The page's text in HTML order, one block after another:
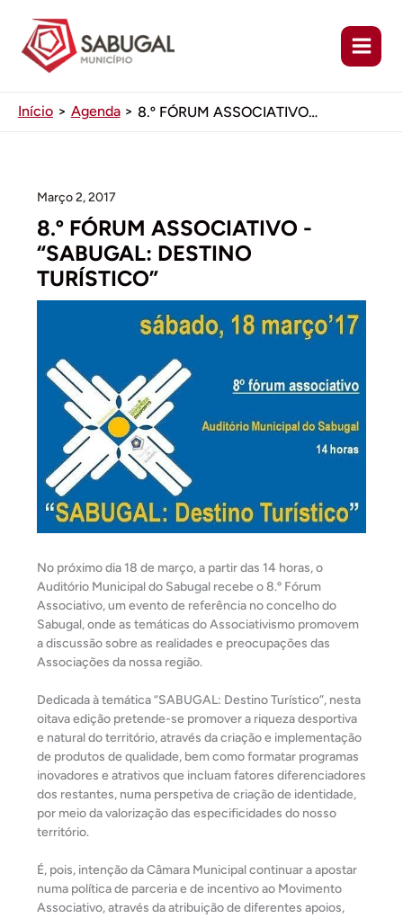
conteúdo
Início Agenda 8.º FÓRUM ASSOCIATIVO – “SABUGAL: DESTINO TURÍSTICO”
Março 2, 2017
8.º FÓRUM ASSOCIATIVO -
“SABUGAL: DESTINO
TURÍSTICO”
No próximo dia 18 de março, a partir das 14 horas, o
Auditório Municipal do Sabugal recebe o 8.º Fórum
Associativo, um evento de referência no concelho do
Sabugal, onde as temáticas do Associativismo promovem
a discussão sobre as realidades e preocupações das
Associações da nossa região.
Dedicada à temática “SABUGAL: Destino Turístico”, nesta
oitava edição pretende-se promover a riqueza desportiva
e natural do território, através da criação e implementação
de produtos de qualidade, bem como formatar programas
inovadores e atrativos que incluam fatores diferenciadores
dos restantes, numa perspetiva de criação de identidade,
por meio da valorização das especificidades do nosso
território.
É, pois, intenção da Câmara Municipal continuar a apostar
numa política de parceria e de incentivo ao Movimento
Associativo, através da atribuição de diferentes apoios,